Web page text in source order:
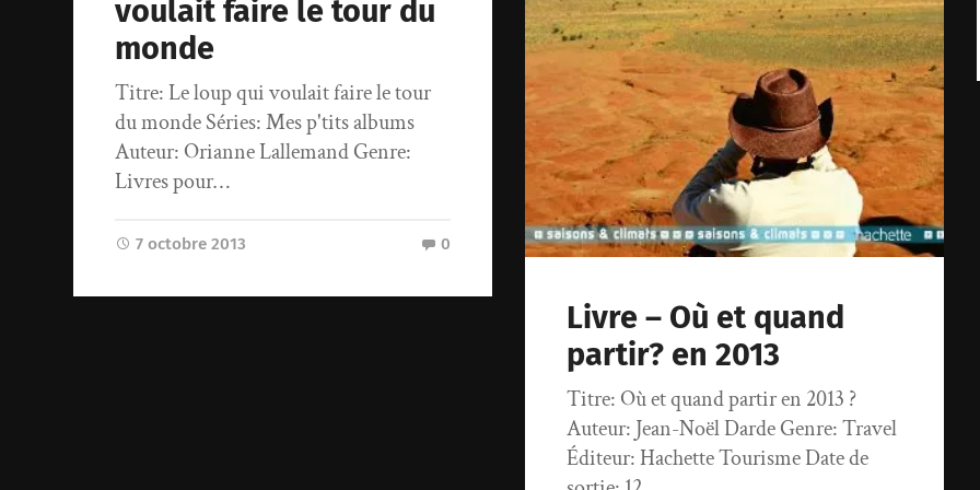
voulait faire le tour du
monde
Titre: Le loup qui voulait faire le tour
du monde Séries: Mes p'tits albums
Auteur: Orianne Lallemand Genre:
Livres pour…
7 octobre 2013 0
Livre – Où et quand
partir? en 2013
Titre: Où et quand partir en 2013 ?
Auteur: Jean-Noël Darde Genre: Travel
Éditeur: Hachette Tourisme Date de